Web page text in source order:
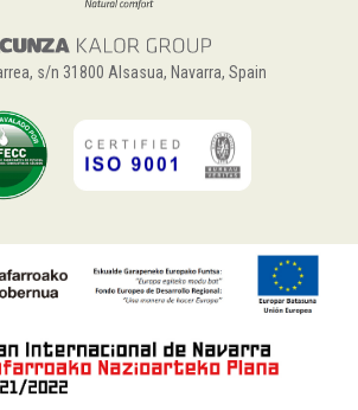
s/n 31800 Alsasua, Navarra, Spain